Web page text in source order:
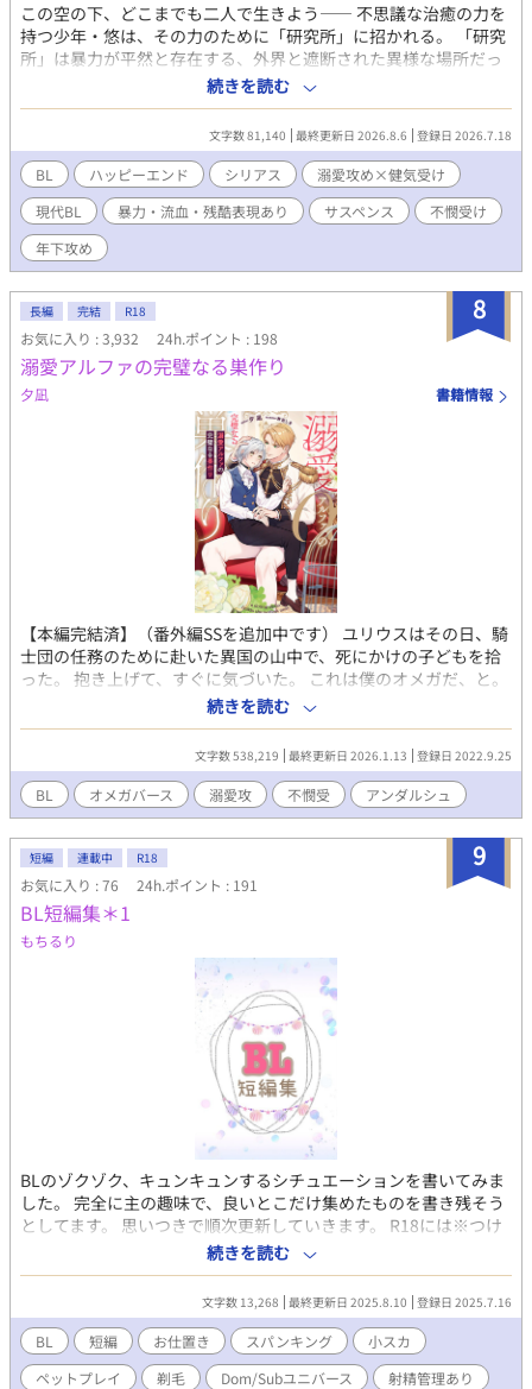
この空の下、どこまでも二人で生きよう―― 不思議な治癒の力を
持つ少年・悠は、その力のために「研究所」に招かれる。 「研究
所」は暴力が平然と存在する、外界と遮断された異様な場所だっ
た。悠はそこで、大切な仲間と出会う。仲間を守るため、繰り返
される拷問に耐えるうち、彼らの思いはそれぞれゆっくりと形を
かえてゆく。 溺愛攻×健気受 長編第一部第一章（全十章二部構
成）現代サイキックサスペンス。 超能力が重要な要素ですが、異
能バトルはほとんどありません。 過酷な状況に置かれた一人の少
年と、彼を支える五人の少年の物語。 全編にわたって暴力・流血
表現などが頻出します。ご注意下さい。 痛くて重い展開で主人公
がとても不幸です。 最終的には両思いハッピーエンド！ 毎日更新
します。 他投稿サイトにも掲載中
続きを読む
文字数 81,140 最終更新日 2026.8.6 登録日 2026.7.18
BL ハッピーエンド シリアス
溺愛攻め×健気受け
現代BL
暴力・流血・残酷表現あり サスペンス
不憫受け
年下攻め
8
長編 完結 R18
お気に入り : 3,932 24h.ポイント : 198
溺愛アルファの完璧なる巣作り
夕凪 書籍情報
【本編完結済】（番外編SSを追加中です） ユリウスはその日、騎
士団の任務のために赴いた異国の山中で、死にかけの子どもを拾
った。 抱き上げて、すぐに気づいた。 これは僕のオメガだ、と。
ユリウスはその子どもを大事に大事に世話した。 やがてようやく
死の淵から脱した子どもは、ユリウスの下で成長していくが、そ
の子にはある特殊な事情があって……。 こんなに愛してるのにす
れ違うことなんてある？というほどに溺愛するアルファと、愛さ
れていることに気づかない薄幸オメガのお話。（になる予定） ※
この作品は完全なるフィクションです。登場する人物名や国名、
団体名、宗教等はすべて架空のものであり、実在のものと一切の
関係はありません。 話の内容上、宗教的な描写も登場するかと思
いますが、繰り返しますがフィクションです。特定の宗教に対し
て批判や肯定をしているわけではありません。 クラウス×エミー
ルのスピンオフあります。
https://www.alphapolis.co.jp/novel/504363362/542779091
続きを読む
文字数 538,219 最終更新日 2026.1.13 登録日 2022.9.25
BL オメガバース 溺愛攻 不憫受 アンダルシュ
9
短編 連載中 R18
お気に入り : 76 24h.ポイント : 191
BL短編集＊1
もちるり
BLのゾクゾク、キュンキュンするシチュエーションを書いてみま
した。 完全に主の趣味で、良いとこだけ集めたものを書き残そう
としてます。 思いつきで順次更新していきます。 R18には※つけ
ます こういうの初なのでお手柔らかに〜…！ 《地雷避けに大まか
な要素書いておきます》 ☆ 2人の約束（穏やかDom×誘惑に弱い
Sub） 雄大×秋良 ［スパンキング］ ☆ ポンコツ犬の飼い主（敬
語攻め×元遊び人） 健×流星 ［ペットプレイ/小スカ/剃毛］ ☆ 籠
の中の雀（所有欲の強い溺愛攻め×恋愛初心者） 大和×雲雀 ［射
精管理/貞操帯/快楽責め］
続きを読む
文字数 13,268 最終更新日 2025.8.10 登録日 2025.7.16
BL 短編 お仕置き スパンキング
小スカ
ペットプレイ
剃毛 Dom/Subユニバース
射精管理あり